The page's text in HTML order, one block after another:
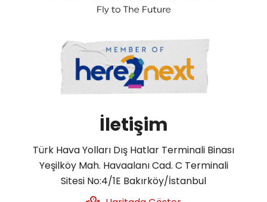
İletişim
Türk Hava Yolları Dış Hatlar Terminali Binası
Yeşilköy Mah. Havaalanı Cad. C Terminali
Sitesi No:4/1E Bakırköy/İstanbul